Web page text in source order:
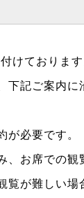
けておりま
下記ご案内に
必要です。
お席での観
覧が難しい場